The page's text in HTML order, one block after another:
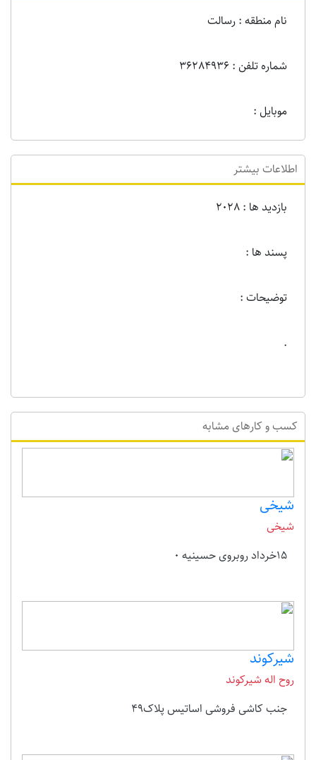
نام منطقه : رسالت
شماره تلفن : 36284936
موبایل :
اطلاعات بیشتر
بازدید ها : 2028
پسند ها :
توضیحات :
.
کسب و کارهای مشابه
شیخی
شیخی
15خرداد روبروی حسینیه 0
شیرکوند
روح اله شیرکوند
جنب کاشی فروشی اساتیس پلاک49